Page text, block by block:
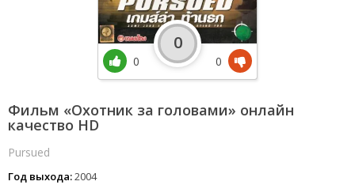
Фильм «Охотник за головами» онлайн
качество HD
Pursued
Год выхода:2004
0
0
0